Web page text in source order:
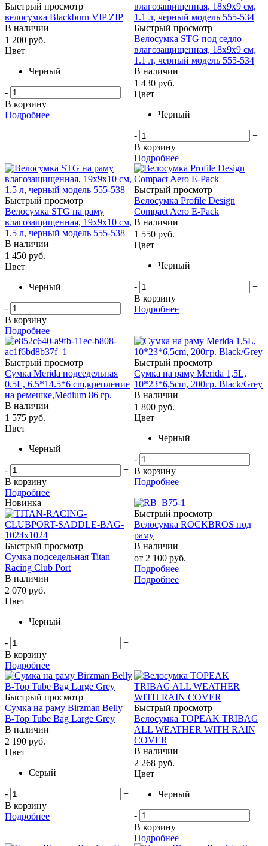
Быстрый просмотр
велосумка Blackburn VIP ZIP
В наличии
1 200 руб.
Цвет
Черный
-
+
В корзину
Подробнее
Быстрый просмотр
Велосумка STG под седло
влагозащищенная, 18х9х9 см,
1.1 л, черный модель 555-534
В наличии
1 430 руб.
Цвет
Черный
-
+
В корзину
Подробнее
Быстрый просмотр
Велосумка STG на раму
влагозащищенная, 19х9х10 см,
1.5 л, черный модель 555-538
В наличии
1 450 руб.
Цвет
Черный
-
+
В корзину
Подробнее
Быстрый просмотр
Велосумка Profile Design
Compact Aero E-Pack
В наличии
1 550 руб.
Цвет
Черный
-
+
В корзину
Подробнее
Быстрый просмотр
Сумка Merida подседельная
0.5L, 6.5*14.5*6 cm,крепление
на ремешке,Medium 86 гр.
В наличии
1 575 руб.
Цвет
Черный
-
+
В корзину
Подробнее
Быстрый просмотр
Сумка на раму Merida 1,5L,
10*23*6,5cm, 200гр. Black/Grey
В наличии
1 800 руб.
Цвет
Черный
-
+
В корзину
Подробнее
Новинка
Быстрый просмотр
Сумка подседельная Titan
Racing Club Port
В наличии
2 070 руб.
Цвет
Черный
-
+
В корзину
Подробнее
Быстрый просмотр
Велосумка ROCKBROS под
раму
В наличии
от 2 100 руб.
Подробнее
Подробнее
Быстрый просмотр
Сумка на раму Birzman Belly
B-Top Tube Bag Large Grey
В наличии
2 190 руб.
Цвет
Серый
-
+
В корзину
Подробнее
Быстрый просмотр
Велосумка TOPEAK TRIBAG
ALL WEATHER WITH RAIN
COVER
В наличии
2 268 руб.
Цвет
Черный
-
+
В корзину
Подробнее